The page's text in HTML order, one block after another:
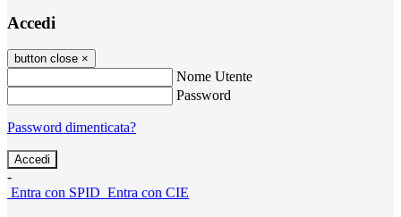
Accedi
button close ×
Nome Utente
Password
Password dimenticata?
-
Entra con SPID Entra con CIE